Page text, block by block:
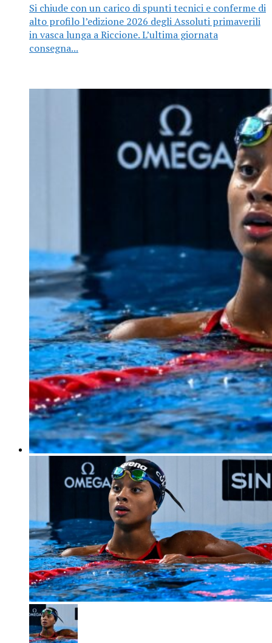
Si chiude con un carico di spunti tecnici e conferme di
alto profilo l’edizione 2026 degli Assoluti primaverili
in vasca lunga a Riccione. L’ultima giornata
consegna...